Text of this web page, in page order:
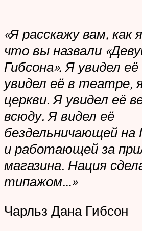
«Я расскажу вам, как
что вы назвали
Гибсона». Я увидел
увидел её в театре,
церкви. Я увидел её
всюду. Я видел её
бездельничающей
и работающей за
магазина. Нация
типажом…»
Чарльз Дана Гибсон